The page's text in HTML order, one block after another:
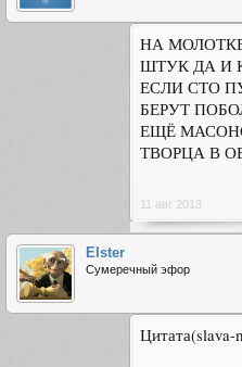
НА
ШТУК ДА И
ЕСЛИ СТО
БЕРУТ
ЕЩЁ
ТВОРЦА В
11 авг 2013
Elster
Сумеречный эфор
Цитата(slava-